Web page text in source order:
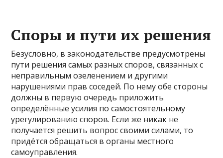
Споры и пути их решения
Безусловно, в законодательстве предусмотрены
пути решения самых разных споров, связанных с
неправильным озеленением и другими
нарушениями прав соседей. По нему обе стороны
должны в первую очередь приложить
определённые усилия по самостоятельному
урегулированию споров. Если же никак не
получается решить вопрос своими силами, то
придётся обращаться в органы местного
самоуправления.